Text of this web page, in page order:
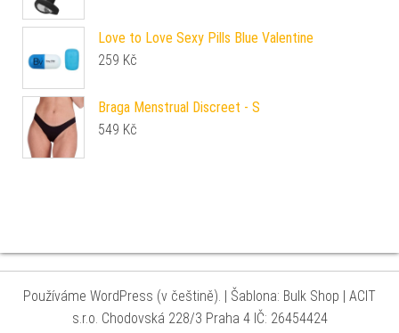
Love to Love Sexy Pills Blue Valentine
259 Kč
Braga Menstrual Discreet - S
549 Kč
Používáme WordPress (v češtině). | Šablona: Bulk Shop | ACIT
s.r.o. Chodovská 228/3 Praha 4 IČ: 26454424